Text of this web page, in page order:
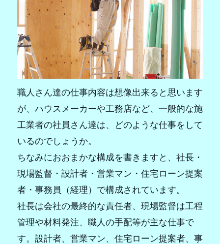
職人さん達の仕事内容は想像出来ると思います
が、ハウスメーカーや工務店など、一般的な施
工業者の社員さん達は、どのような仕事をして
いるのでしょうか。
ちなみにおおまかな構成を書きますと、社長・
現場監督・設計者・営業マン・住宅ローン提案
者・事務員（経理）で構成されています。
社長は会社の最終的な責任者、現場監督は工程
管理や材料発注、職人の手配等が主な仕事で
す。設計者、営業マン、住宅ローン提案者、事